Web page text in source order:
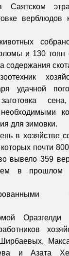
Саятском
верблюдов
и 130 тонн
содержания
удачной
заготовка
для зимовки.
в хозяйстве
почти
вывело 359
в прошлом
Оразгелди
и Азата